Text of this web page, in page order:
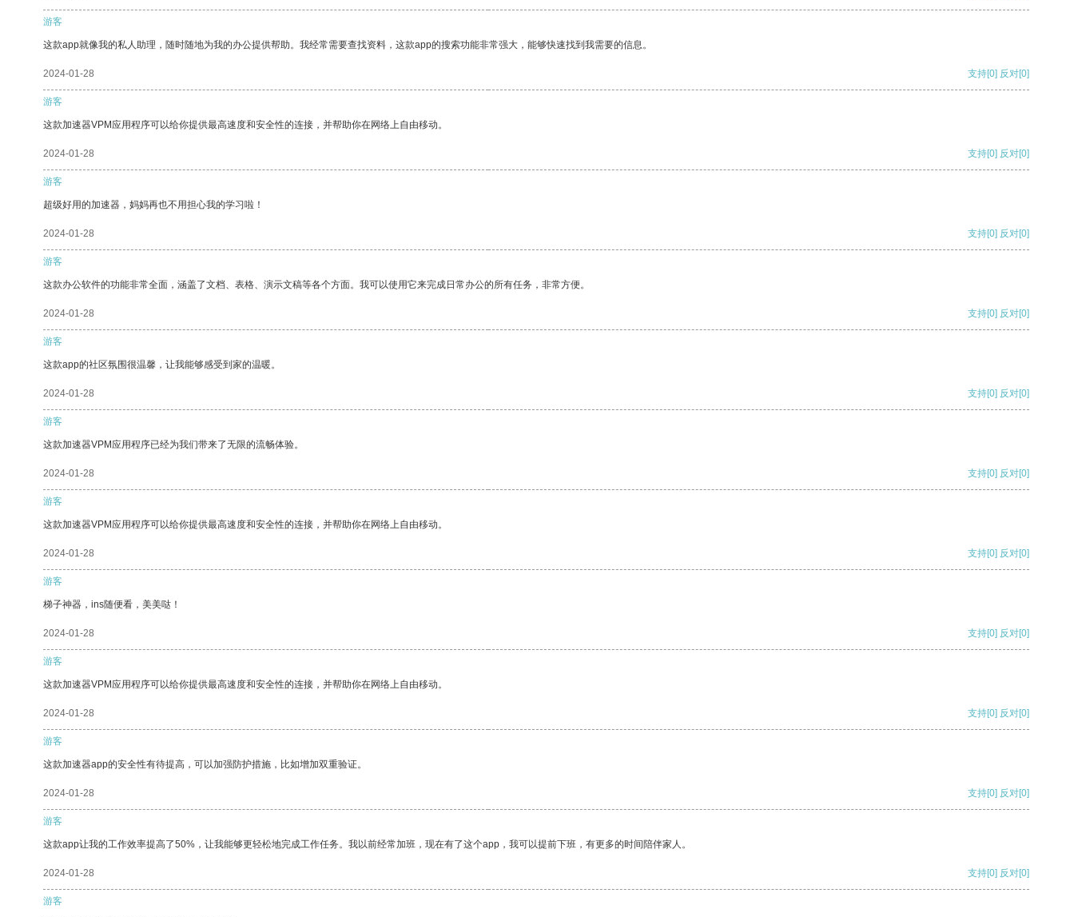
游客
这款app就像我的私人助理，随时随地为我的办公提供帮助。我经常需要查找资料，这款app的搜索功能非常强大，能够快速找到我需要的信息。
2024-01-28 支持[0] 反对[0]
游客
这款加速器VPM应用程序可以给你提供最高速度和安全性的连接，并帮助你在网络上自由移动。
2024-01-28 支持[0] 反对[0]
游客
超级好用的加速器，妈妈再也不用担心我的学习啦！
2024-01-28 支持[0] 反对[0]
游客
这款办公软件的功能非常全面，涵盖了文档、表格、演示文稿等各个方面。我可以使用它来完成日常办公的所有任务，非常方便。
2024-01-28 支持[0] 反对[0]
游客
这款app的社区氛围很温馨，让我能够感受到家的温暖。
2024-01-28 支持[0] 反对[0]
游客
这款加速器VPM应用程序已经为我们带来了无限的流畅体验。
2024-01-28 支持[0] 反对[0]
游客
这款加速器VPM应用程序可以给你提供最高速度和安全性的连接，并帮助你在网络上自由移动。
2024-01-28 支持[0] 反对[0]
游客
梯子神器，ins随便看，美美哒！
2024-01-28 支持[0] 反对[0]
游客
这款加速器VPM应用程序可以给你提供最高速度和安全性的连接，并帮助你在网络上自由移动。
2024-01-28 支持[0] 反对[0]
游客
这款加速器app的安全性有待提高，可以加强防护措施，比如增加双重验证。
2024-01-28 支持[0] 反对[0]
游客
这款app让我的工作效率提高了50%，让我能够更轻松地完成工作任务。我以前经常加班，现在有了这个app，我可以提前下班，有更多的时间陪伴家人。
2024-01-28 支持[0] 反对[0]
游客